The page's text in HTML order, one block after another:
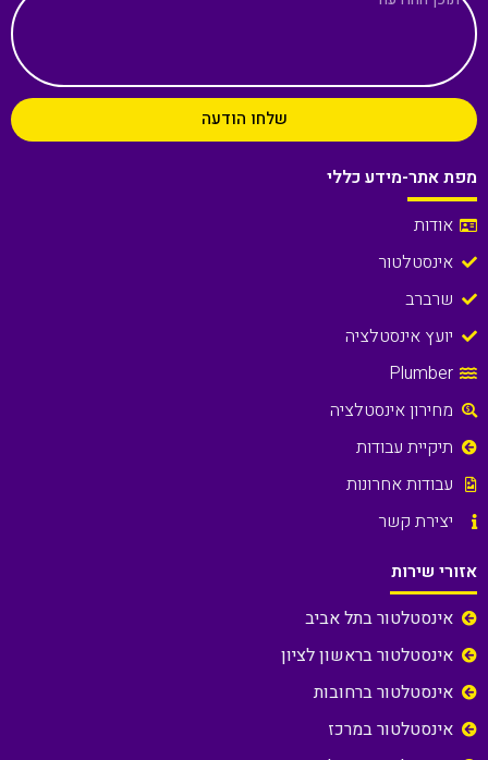
שלחו הודעה
מפת אתר-מידע כללי
אודות
אינסטלטור
שרברב
יועץ אינסטלציה
Plumber
מחירון אינסטלציה
תיקיית עבודות
עבודות אחרונות
יצירת קשר
אזורי שירות
אינסטלטור בתל אביב
אינסטלטור בראשון לציון
אינסטלטור ברחובות
אינסטלטור במרכז